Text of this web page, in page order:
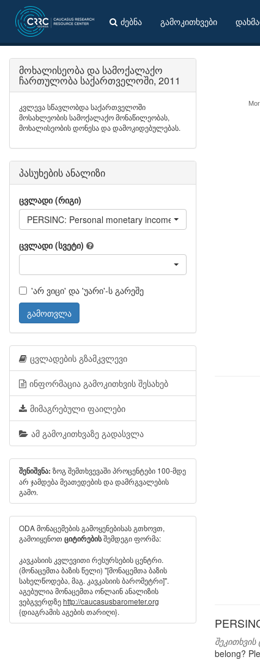
ძებნა გამოკითხვები
შეკითხვის
belong?
მოხალისეობა და სამოქალაქო
ჩართულობა საქართველოში, 2011
კვლევა სწავლობდა საქართველოში
მოსახლეობის სამოქალაქო მონაწილეობას,
მოხალისეობის დონესა და დამოკიდებულებას.
პასუხების ანალიზი
ცვლადი (რიგი)
PERSINC: Personal monetary income last month
ცვლადი (სვეტი)
'არ ვიცი' და 'უარი'-ს გარეშე
გამოთვლა
ცვლადების გზამკვლევი
ინფორმაცია გამოკითხვის შესახებ
მიმაგრებული ფაილები
ამ გამოკითხვაზე გადასვლა
შენიშვნა: ზოგ შემთხვევაში პროცენტები 100-მდე
არ ჯამდება მეათედების და დამრგვალების
გამო.
ODA მონაცემების გამოყენებისას გთხოვთ,
გამოიყენოთ ციტირებისშემდეგი ფორმა:
კავკასიის კვლევითი რესურსების ცენტრი.
(მონაცემთა ბაზის წელი) "[მონაცემთა ბაზის
სახელწოდება, მაგ. კავკასიის ბარომეტრი]".
აგებულია მონაცემთა ონლაინ ანალიზის
ვებგვერდზეhttp://caucasusbarometer.org
{დიაგრამის აგების თარიღი}.